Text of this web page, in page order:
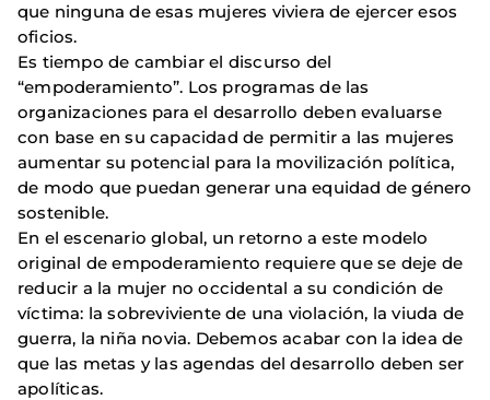
que ninguna de esas mujeres viviera de ejercer esos
oficios.
Es tiempo de cambiar el discurso del
“empoderamiento”. Los programas de las
organizaciones para el desarrollo deben evaluarse
con base en su capacidad de permitir a las mujeres
aumentar su potencial para la movilización política,
de modo que puedan generar una equidad de género
sostenible.
En el escenario global, un retorno a este modelo
original de empoderamiento requiere que se deje de
reducir a la mujer no occidental a su condición de
víctima: la sobreviviente de una violación, la viuda de
guerra, la niña novia. Debemos acabar con la idea de
que las metas y las agendas del desarrollo deben ser
apolíticas.